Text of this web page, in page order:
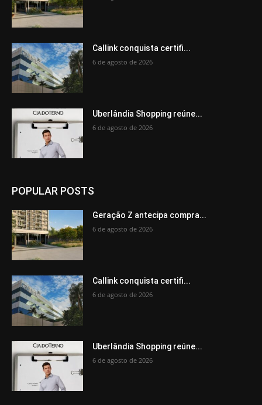
Callink conquista certifi...
6 de agosto de 2026
Uberlândia Shopping reúne...
6 de agosto de 2026
POPULAR POSTS
Geração Z antecipa compra...
6 de agosto de 2026
Callink conquista certifi...
6 de agosto de 2026
Uberlândia Shopping reúne...
6 de agosto de 2026